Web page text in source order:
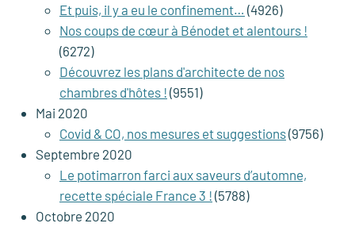
Et puis, il y a eu le confinement… (4926)
Nos coups de cœur à Bénodet et alentours !
(6272)
Découvrez les plans d'architecte de nos
chambres d'hôtes ! (9551)
Mai 2020
Covid & CO, nos mesures et suggestions(9756)
Septembre 2020
Le potimarron farci aux saveurs d’automne,
recette spéciale France 3 ! (5788)
Octobre 2020